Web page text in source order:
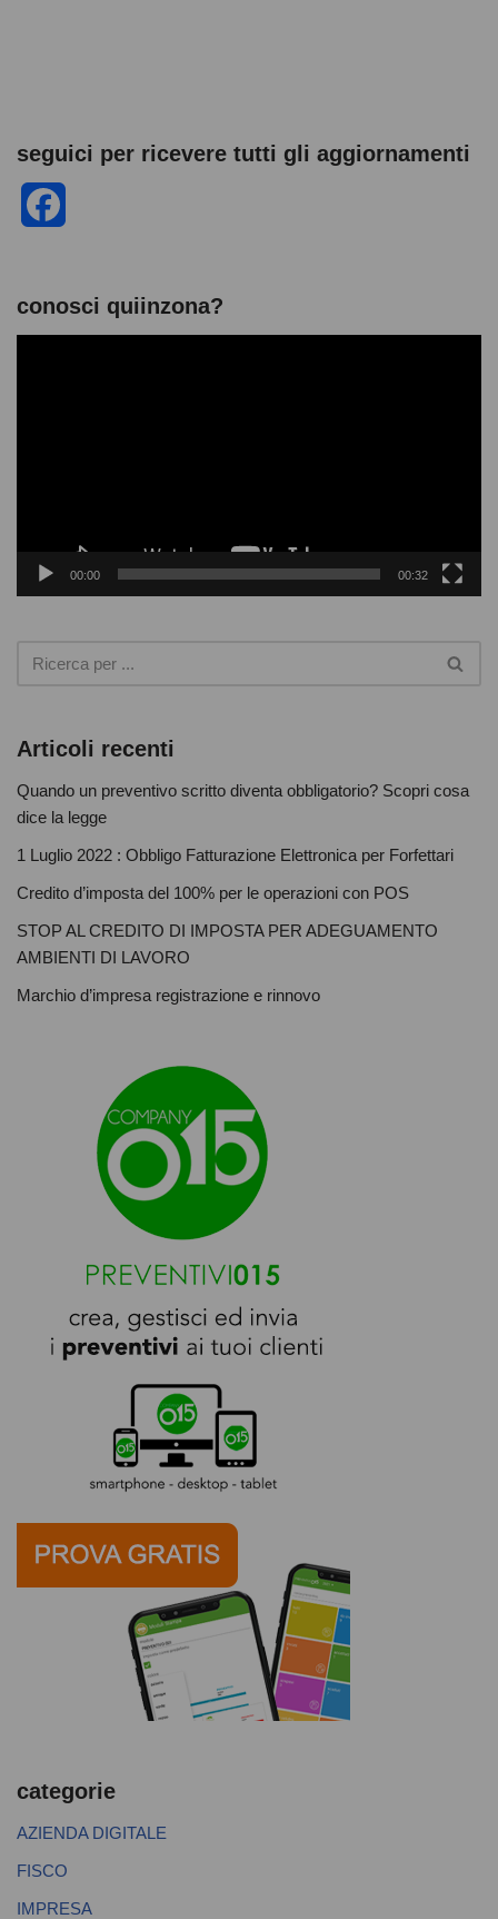
seguici per ricevere tutti gli aggiornamenti
e
conosci quiinzona?
00:00 00:32
Articoli recenti
Quando un preventivo scritto diventa obbligatorio? Scopri cosa
dice la legge
1 Luglio 2022 : Obbligo Fatturazione Elettronica per Forfettari
Credito d’imposta del 100% per le operazioni con POS
STOP AL CREDITO DI IMPOSTA PER ADEGUAMENTO
AMBIENTI DI LAVORO
Marchio d’impresa registrazione e rinnovo
categorie
AZIENDA DIGITALE
FISCO
IMPRESA